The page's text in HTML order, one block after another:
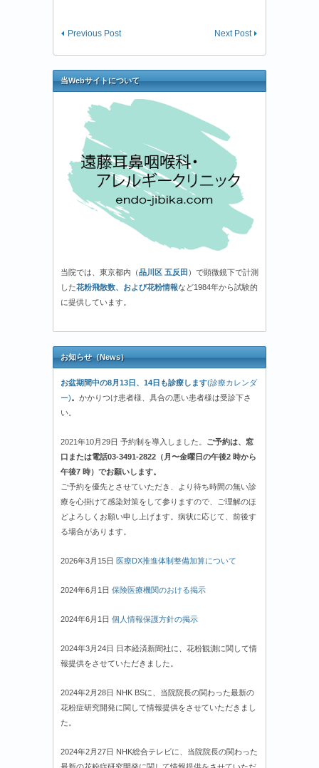
Next Post
Previous Post
当Webサイトについて
当院では、東京都内（品川区 五反田 ）で顕微鏡下で計測
した花粉飛散数、および花粉情報など1984年から試験的
に提供しています。
お知らせ（News）
お盆期間中の8月13日、14日も診療します(診療カレンダ
ー)。 かかりつけ患者様、具合の悪い患者様は受診下さ
い。
2021年10月29日 予約制を導入しました。 ご予約は、窓
口または電話03-3491-2822（月〜金曜日の午後2 時から
午後7 時）でお願いします。
ご予約を優先とさせていただき、より待ち時間の無い診
療を心掛けて感染対策をして参りますので、ご理解のほ
どよろしくお願い申し上げます。病状に応じて、前後す
る場合があります。
2026年3月15日 医療DX推進体制整備加算について
2024年6月1日 保険医療機関のおける掲示
2024年6月1日 個人情報保護方針の掲示
2024年3月24日 日本経済新聞社に、花粉観測に関して情
報提供をさせていただきました。
2024年2月28日 NHK BSに、当院院長の関わった最新の
花粉症研究開発に関して情報提供をさせていただきまし
た。
2024年2月27日 NHK総合テレビに、当院院長の関わった